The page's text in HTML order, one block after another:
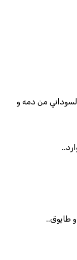
من دمه و
طايوق..